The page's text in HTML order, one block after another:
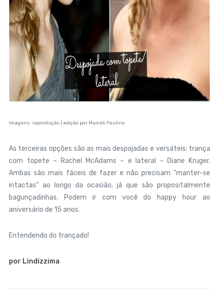
Imagens: reprodução | edição por Marcéli Paulino
As terceiras opções são as mais despojadas e versáteis: trança
com topete – Rachel McAdams – e lateral – Diane Kruger.
Ambas são mais fáceis de fazer e não precisam "manter-se
intactas" ao longo da ocasião, já que são propositalmente
bagunçadinhas. Podem ir com você do happy hour ao
aniversário de 15 anos.
Entendendo do trançado!
por Lindizzima